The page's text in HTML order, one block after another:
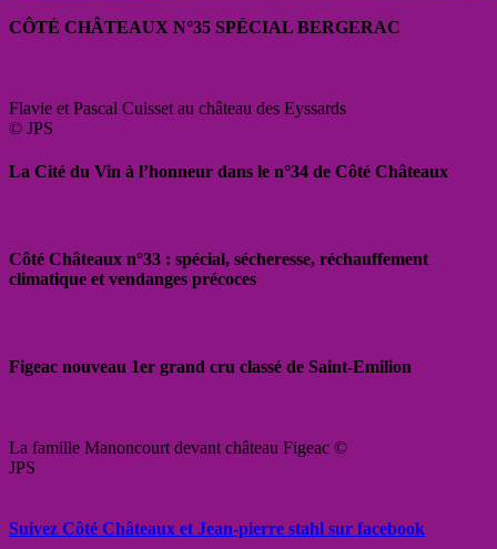
CÔTÉ CHÂTEAUX N°35 SPÉCIAL BERGERAC
Flavie et Pascal Cuisset au château des Eyssards
© JPS
La Cité du Vin à l’honneur dans le n°34 de Côté Châteaux
Côté Châteaux n°33 : spécial, sécheresse, réchauffement
climatique et vendanges précoces
Figeac nouveau 1er grand cru classé de Saint-Emilion
La famille Manoncourt devant château Figeac ©
JPS
Suivez Côté Châteaux et Jean-pierre stahl sur facebook